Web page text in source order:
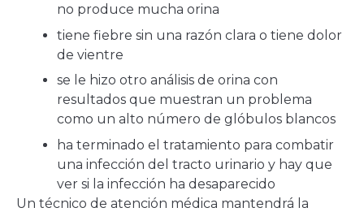
no produce mucha orina
tiene fiebre sin una razón clara o tiene dolor
de vientre
se le hizo otro análisis de orina con
resultados que muestran un problema
como un alto número de glóbulos blancos
ha terminado el tratamiento para combatir
una infección del tracto urinario y hay que
ver si la infección ha desaparecido
Un técnico de atención médica mantendrá la